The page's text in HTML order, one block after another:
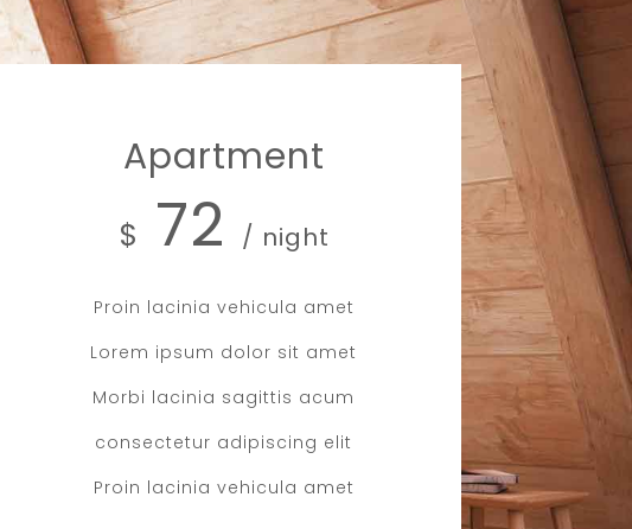
Apartment
$ 72 / night
Proin lacinia vehicula amet
Lorem ipsum dolor sit amet
Morbi lacinia sagittis acum
consectetur adipiscing elit
Proin lacinia vehicula amet